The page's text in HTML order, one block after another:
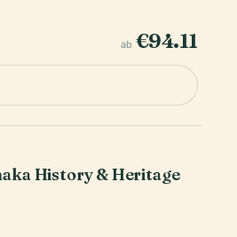
ab €94.11
History & Heritage